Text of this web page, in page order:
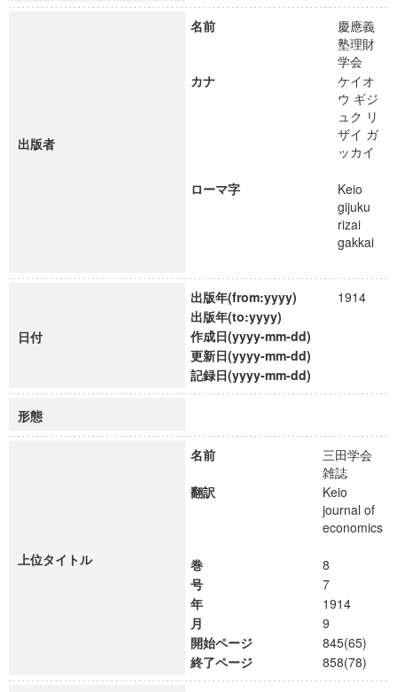
出版者
名前
慶應義
塾理財
学会
カナ
ケイオ
ウ ギジ
ュク リ
ザイ ガ
ッカイ
ローマ字
Keio
gijuku
rizai
gakkai
日付
出版年(from:yyyy)
1914
出版年(to:yyyy)
作成日(yyyy-mm-dd)
更新日(yyyy-mm-dd)
記録日(yyyy-mm-dd)
形態
上位タイトル
名前
三田学会
雑誌
翻訳
Keio
journal of
economics
巻
8
号
7
年
1914
月
9
開始ページ
845(65)
終了ページ
858(78)